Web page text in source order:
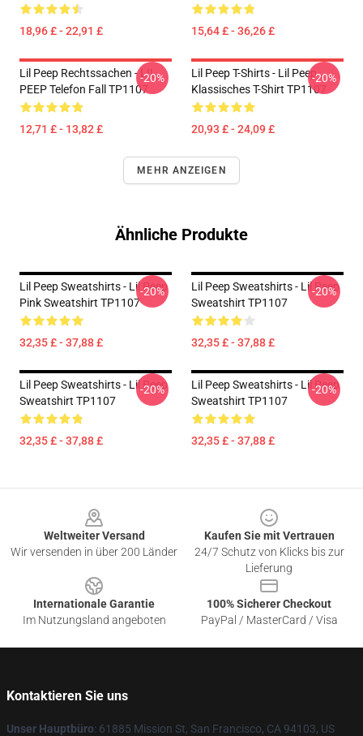
18,96 £ - 22,91 £ 15,64 £ - 36,26 £
Lil Peep Rechtssachen - LIL
PEEP Telefon Fall TP1107
12,71 £ - 13,82 £
-20%
Lil Peep T-Shirts - Lil Peep
Klassisches T-Shirt TP1107
20,93 £ - 24,09 £
-20%
MEHR ANZEIGEN
Ähnliche Produkte
Lil Peep Sweatshirts - Lil Peep
Pink Sweatshirt TP1107
32,35 £ - 37,88 £
-20%
Lil Peep Sweatshirts - Lil Peep
Sweatshirt TP1107
32,35 £ - 37,88 £
-20%
Lil Peep Sweatshirts - Lil Peep
Sweatshirt TP1107
32,35 £ - 37,88 £
-20%
Lil Peep Sweatshirts - Lil Peep
Sweatshirt TP1107
32,35 £ - 37,88 £
-20%
Weltweiter Versand
Wir versenden in über 200 Länder
Kaufen Sie mit Vertrauen
24/7 Schutz von Klicks bis zur
Lieferung
Internationale Garantie
Im Nutzungsland angeboten
100% Sicherer Checkout
PayPal / MasterCard / Visa
Kontaktieren Sie uns
Unser Hauptbüro: 61885 Mission St, San Francisco, CA 94103, US